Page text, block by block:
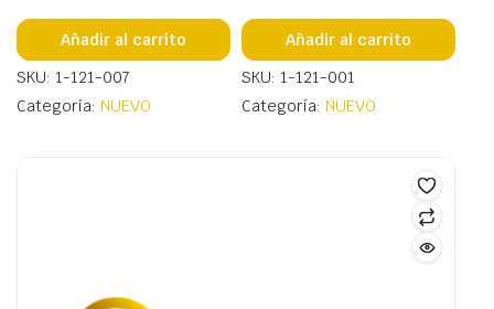
Añadir al carrito
SKU: 1-121-007
Categoría: NUEVO
Añadir al carrito
SKU: 1-121-001
Categoría: NUEVO